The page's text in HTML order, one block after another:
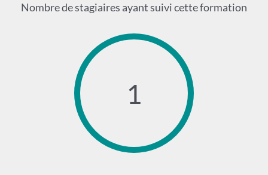
Nombre de stagiaires ayant suivi cette formation
1